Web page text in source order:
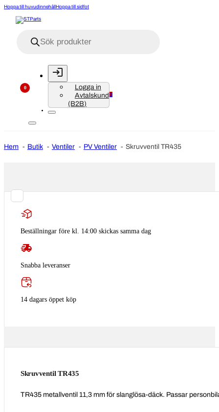
Hoppa till huvudinnehållHoppa till sidfot
Logga in
Avtalskund
(B2B)
0
0
Hem Butik Ventiler PV Ventiler Skruvventil TR435
Skruvventil TR435
TR435 metallventil 11,3 mm för slanglösa-däck. Passar
Beställningar före kl. 14:00 skickas samma dag
Snabba leveranser
14 dagars öppet köp